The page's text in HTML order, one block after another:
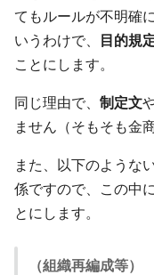
てもルールが不明確
いうわけで、 目的規
ことにします。
同じ理由で、 制定文
ません（そもそも金
また、以下のような
係ですので、この中
とにします。
（組織再編成等）